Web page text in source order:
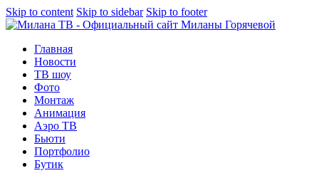
Skip to content Skip to sidebar Skip to footer
Главная
Новости
ТВ шоу
Фото
Монтаж
Анимация
Аэро ТВ
Бьюти
Портфолио
Бутик